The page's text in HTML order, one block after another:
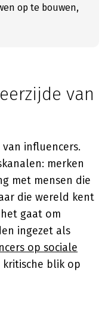
op te bouwen,
van
influencers.
merken
met mensen die
die wereld kent
gaat om
ingezet als
op sociale
blik op